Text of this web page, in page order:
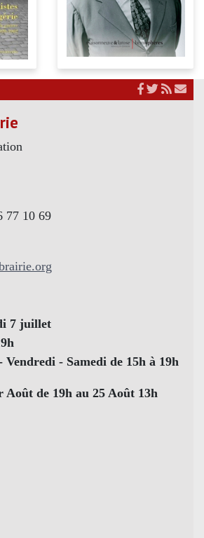
77 10 69
7 juillet
- Samedi de 15h à 19h
Août de 19h au 25 Août 13h